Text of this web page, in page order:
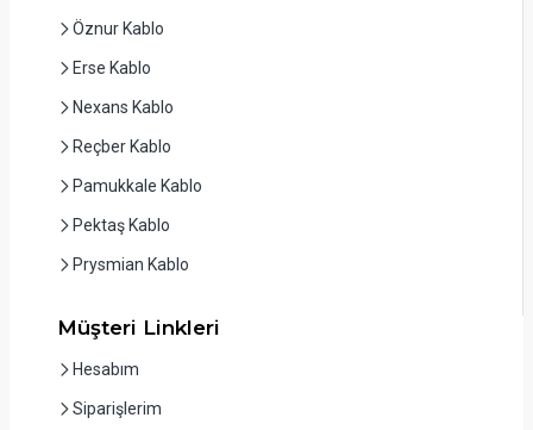
Öznur Kablo
Erse Kablo
Nexans Kablo
Reçber Kablo
Pamukkale Kablo
Pektaş Kablo
Prysmian Kablo
Müşteri Linkleri
Hesabım
Siparişlerim